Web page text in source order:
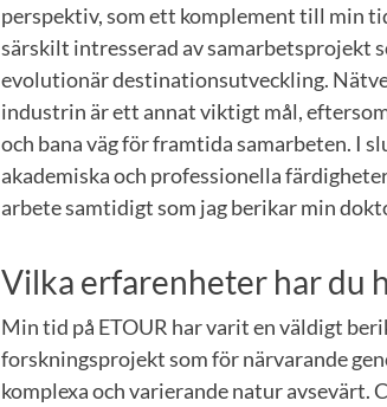
perspektiv, som ett komplement till min
särskilt intresserad av samarbetsprojekt
evolutionär destinationsutveckling.
industrin är ett annat viktigt mål,
och bana väg för framtida samarbeten. I
akademiska och professionella
arbete samtidigt som jag berikar min
Vilka erfarenheter har du
Min tid på ETOUR har varit en väldigt
forskningsprojekt som för närvarande
komplexa och varierande natur avsevärt.